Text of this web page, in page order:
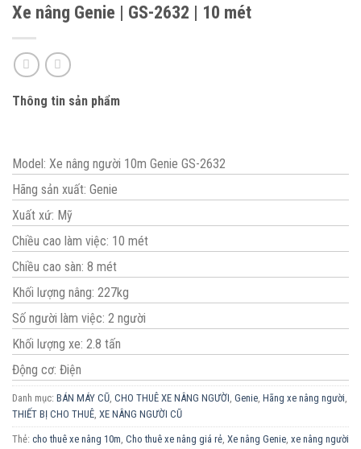
Xe nâng Genie | GS-2632 | 10 mét
Thông tin sản phẩm
Model: Xe nâng người 10m Genie GS-2632
Hãng sản xuất: Genie
Xuất xứ: Mỹ
Chiều cao làm việc: 10 mét
Chiều cao sàn: 8 mét
Khối lượng nâng: 227kg
Số người làm việc: 2 người
Khối lượng xe: 2.8 tấn
Động cơ: Điện
Danh mục: BÁN MÁY CŨ, CHO THUÊ XE NÂNG NGƯỜI, Genie, Hãng xe nâng người,
THIẾT BỊ CHO THUÊ, XE NÂNG NGƯỜI CŨ
Thẻ: cho thuê xe nâng 10m, Cho thuê xe nâng giá rẻ, Xe nâng Genie, xe nâng người